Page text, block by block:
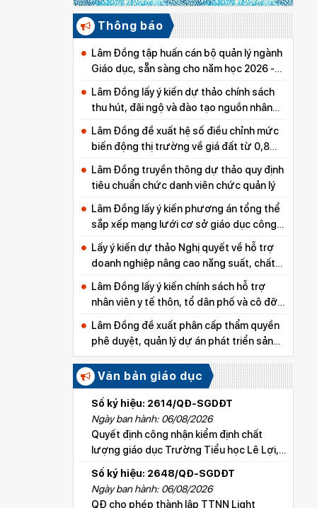
Thông báo
Lâm Đồng tập huấn cán bộ quản lý ngành
Giáo dục, sẵn sàng cho năm học 2026 -
Lâm Đồng lấy ý kiến dự thảo chính sách
thu hút, đãi ngộ và đào tạo nguồn nhân
lực y tế
Lâm Đồng đề xuất hệ số điều chỉnh mức
biến động thị trường về giá đất từ 0,8
đến 5,0
Lâm Đồng truyền thông dự thảo quy định
tiêu chuẩn chức danh viên chức quản lý
Lâm Đồng lấy ý kiến phương án tổng thể
sắp xếp mạng lưới cơ sở giáo dục công
lập
Lấy ý kiến dự thảo Nghị quyết về hỗ trợ
doanh nghiệp nâng cao năng suất, chất
lượng sản phẩm
Lâm Đồng lấy ý kiến chính sách hỗ trợ
nhân viên y tế thôn, tổ dân phố và cô đỡ
thôn, bản
Lâm Đồng đề xuất phân cấp thẩm quyền
phê duyệt, quản lý dự án phát triển sản
xuất thuộc các chương trình mục tiêu
quốc gia
Văn bản giáo dục
Số ký hiệu: 2614/QĐ-SGDĐT
Ngày ban hành: 06/08/2026
Quyết định công nhận kiểm định chất
lượng giáo dục Trường Tiểu học Lê Lợi,
xã Hoài Đức
Số ký hiệu: 2648/QĐ-SGDĐT
Ngày ban hành: 06/08/2026
QĐ cho phép thành lập TTNN Light